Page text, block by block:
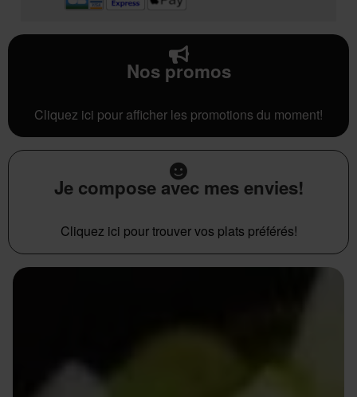
Nos promos
Cliquez ici pour afficher les promotions du moment!
Je compose avec mes envies!
Cliquez ici pour trouver vos plats préférés!